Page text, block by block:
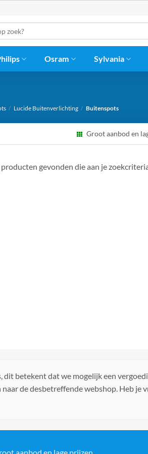
Osram Sylvania
/ Lucide Buitenverlichting / Buitenspots
Groot aanbod en
gevonden die aan je
betekent dat we mogelijk een
de desbetreffende webshop. Heb